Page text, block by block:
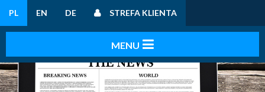
PL EN DE STREFA KLIENTA